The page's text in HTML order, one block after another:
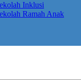
Inklusi
Ramah Anak